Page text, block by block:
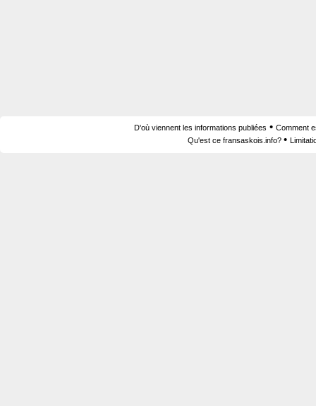
D'où viennent les informations publiées • Comment
Qu'est ce fransaskois.info? •